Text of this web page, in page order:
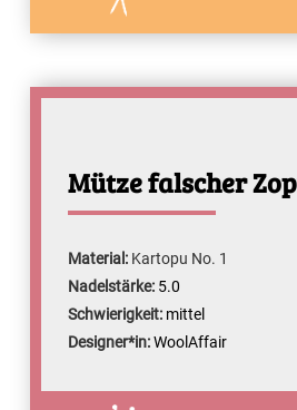
Mütze falscher
Material: Kartopu No. 1
Nadelstärke: 5.0
Schwierigkeit: mittel
Designer*in:WoolAffair